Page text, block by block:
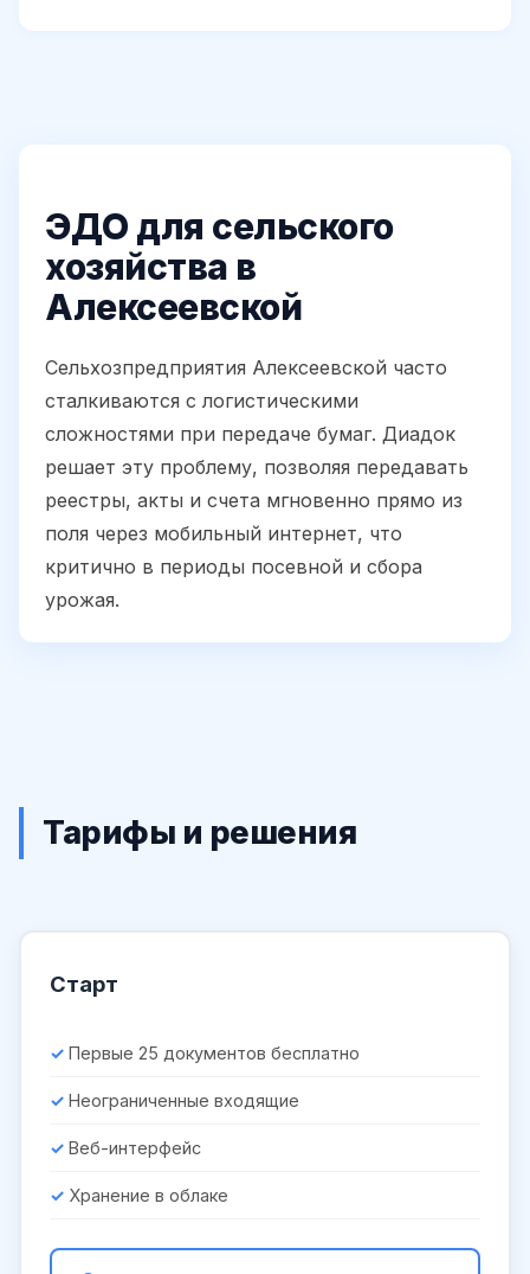
ЭДО для сельского
хозяйства в
Алексеевской
Сельхозпредприятия Алексеевской часто
сталкиваются с логистическими
сложностями при передаче бумаг. Диадок
решает эту проблему, позволяя передавать
реестры, акты и счета мгновенно прямо из
поля через мобильный интернет, что
критично в периоды посевной и сбора
урожая.
Тарифы и решения
Старт
Первые 25 документов бесплатно
Неограниченные входящие
Веб-интерфейс
Хранение в облаке